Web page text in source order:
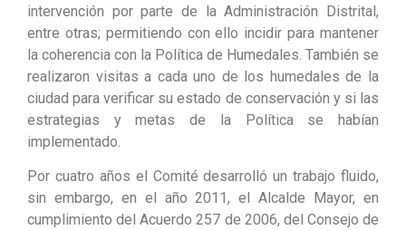
intervención por parte de la Administración Distrital,
entre otras; permitiendo con ello incidir para mantener
la coherencia con la Política de Humedales. También se
realizaron visitas a cada uno de los humedales de la
ciudad para verificar su estado de conservación y si las
estrategias y metas de la Política se habían
implementado.
Por cuatro años el Comité desarrolló un trabajo fluido,
sin embargo, en el año 2011, el Alcalde Mayor, en
cumplimiento del Acuerdo 257 de 2006, del Consejo de